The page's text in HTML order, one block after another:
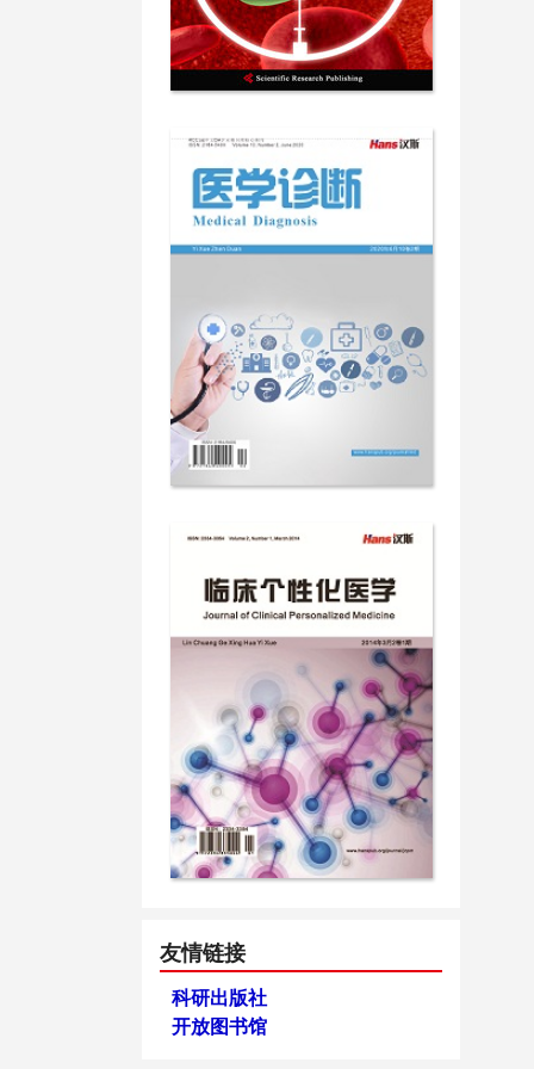
友情链接
科研出版社
开放图书馆